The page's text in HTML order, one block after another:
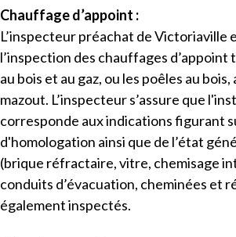
Chauffage d’appoint :
L’inspecteur préachat de Victoriaville
l’inspection des chauffages d’appoint
au bois et au gaz, ou les poêles au bois,
mazout. L’inspecteur s’assure que
corresponde aux indications figurant
d'homologation ainsi que de l’état
(brique réfractaire, vitre, chemisage
conduits d’évacuation, cheminées et
également inspectés.